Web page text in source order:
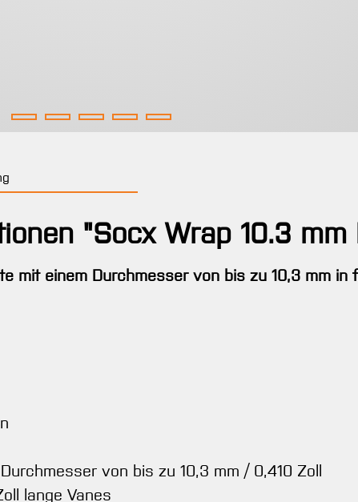
"Socx Wrap 10.3
mit einem Durchmesser von bis zu 10,3 mm in
von bis zu 10,3 mm / 0,410 Zoll
lange Vanes